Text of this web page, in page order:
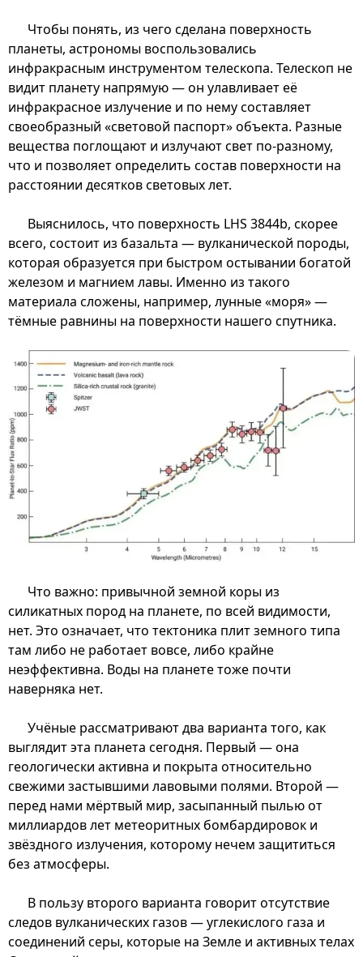
Чтобы понять, из чего сделана поверхность
планеты, астрономы воспользовались
инфракрасным инструментом телескопа. Телескоп не
видит планету напрямую — он улавливает её
инфракрасное излучение и по нему составляет
своеобразный «световой паспорт» объекта. Разные
вещества поглощают и излучают свет по-разному,
что и позволяет определить состав поверхности на
расстоянии десятков световых лет.
Выяснилось, что поверхность LHS 3844b, скорее
всего, состоит из базальта — вулканической породы,
которая образуется при быстром остывании богатой
железом и магнием лавы. Именно из такого
материала сложены, например, лунные «моря» —
тёмные равнины на поверхности нашего спутника.
Что важно: привычной земной коры из
силикатных пород на планете, по всей видимости,
нет. Это означает, что тектоника плит земного типа
там либо не работает вовсе, либо крайне
неэффективна. Воды на планете тоже почти
наверняка нет.
Учёные рассматривают два варианта того, как
выглядит эта планета сегодня. Первый — она
геологически активна и покрыта относительно
свежими застывшими лавовыми полями. Второй —
перед нами мёртвый мир, засыпанный пылью от
миллиардов лет метеоритных бомбардировок и
звёздного излучения, которому нечем защититься
без атмосферы.
В пользу второго варианта говорит отсутствие
следов вулканических газов — углекислого газа и
соединений серы, которые на Земле и активных телах